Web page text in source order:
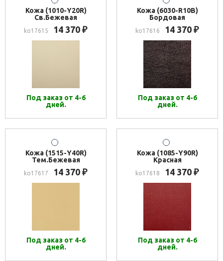
Кожа (1010-Y20R)
Св.Бежевая
ko17615 14 370 ₽
Под заказ от 4-6
дней.
Кожа (6030-R10B)
Бордовая
ko17616 14 370 ₽
Под заказ от 4-6
дней.
Кожа (1515-Y40R)
Тем.Бежевая
ko17617 14 370 ₽
Под заказ от 4-6
дней.
Кожа (1085-Y90R)
Красная
ko17618 14 370 ₽
Под заказ от 4-6
дней.